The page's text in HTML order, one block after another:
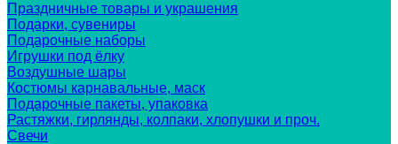
Праздничные товары и украшения
Подарки, сувениры
Подарочные наборы
Игрушки под ёлку
Воздушные шары
Костюмы карнавальные, маск
Подарочные пакеты, упаковка
Растяжки, гирлянды, колпаки, хлопушки и проч.
Свечи